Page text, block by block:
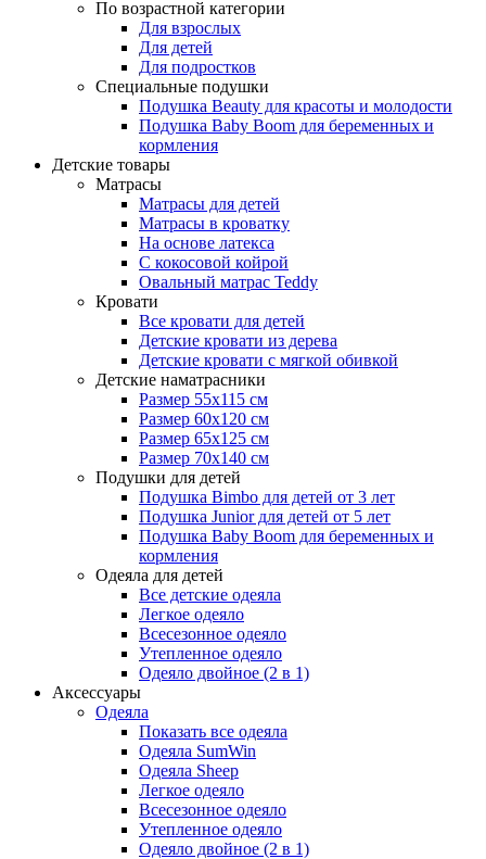
По возрастной категории
Для взрослых
Для детей
Для подростков
Специальные подушки
Подушка Beauty для красоты и молодости
Подушка Baby Boom для беременных и
кормления
Детские товары
Матрасы
Матрасы для детей
Матрасы в кроватку
На основе латекса
С кокосовой койрой
Овальный матрас Teddy
Кровати
Все кровати для детей
Детские кровати из дерева
Детские кровати с мягкой обивкой
Детские наматрасники
Размер 55x115 см
Размер 60x120 см
Размер 65x125 см
Размер 70x140 см
Подушки для детей
Подушка Bimbo для детей от 3 лет
Подушка Junior для детей от 5 лет
Подушка Baby Boom для беременных и
кормления
Одеяла для детей
Все детские одеяла
Легкое одеяло
Всесезонное одеяло
Утепленное одеяло
Одеяло двойное (2 в 1)
Аксессуары
Одеяла
Показать все одеяла
Одеяла SumWin
Одеяла Sheep
Легкое одеяло
Всесезонное одеяло
Утепленное одеяло
Одеяло двойное (2 в 1)